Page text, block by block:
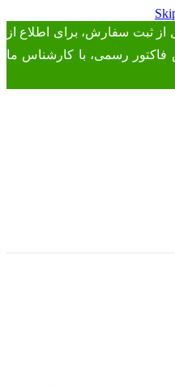
از ثبت سفارش، برای اطلاع از
رسمی، با کارشناس ما